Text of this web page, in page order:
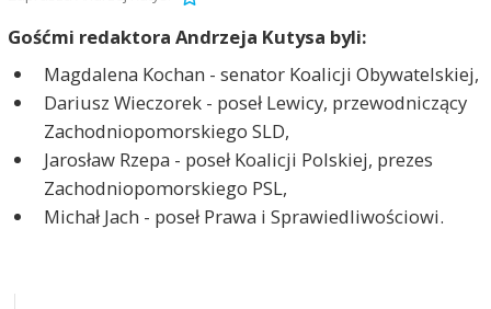
Gośćmi redaktora Andrzeja Kutysa byli:
Magdalena Kochan - senator Koalicji Obywatelskiej,
Dariusz Wieczorek - poseł Lewicy, przewodniczący
Zachodniopomorskiego SLD,
Jarosław Rzepa - poseł Koalicji Polskiej, prezes
Zachodniopomorskiego PSL,
Michał Jach - poseł Prawa i Sprawiedliwościowi.